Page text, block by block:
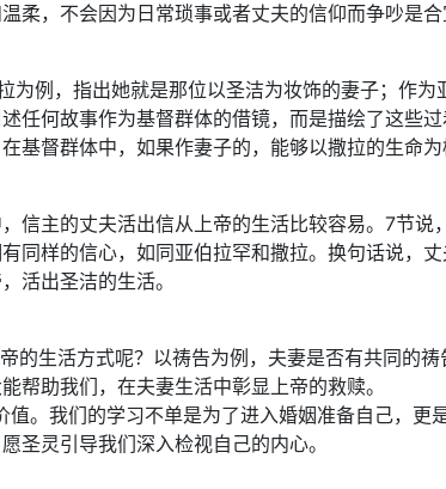
柔，不会因为日常琐事或者丈夫的信仰而争吵是
例，指出她就是那位以圣洁为妆饰的妻子；作
任何故事作为基督群体的借镜，而是描绘了这些
基督群体中，如果作妻子的，能够以撒拉的生命
信主的丈夫活出信从上帝的生活比较容易。7节说
同样的信心，如同亚伯拉罕和撒拉。换句话说，
活出圣洁的生活。
生活方式呢？以祷告为例，夫妻是否有共同的
帮助我们，在夫妻生活中彰显上帝的救赎。
。我们的学习不单是为了进入婚姻准备自己，更
圣灵引导我们深入检视自己的内心。